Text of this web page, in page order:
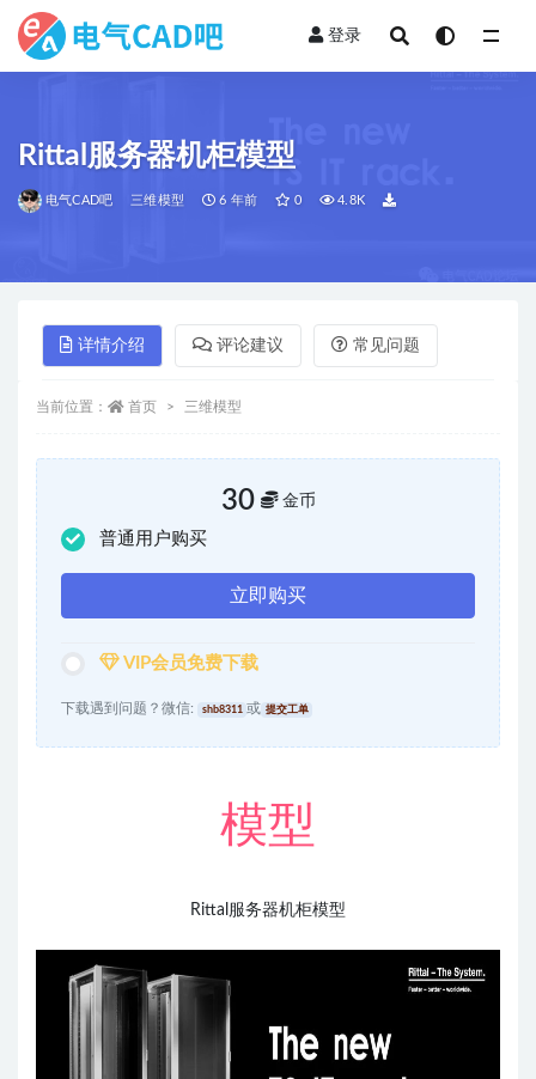
登录
Rittal服务器机柜模型
电气CAD吧 三维模型 6 年前 0 4.8K
详情介绍 评论建议 常见问题
当前位置： 首页 三维模型
30 金币
普通用户购买
立即购买
VIP会员免费下载
下载遇到问题？微信: shb8311 或 提交工单
模型
Rittal服务器机柜模型